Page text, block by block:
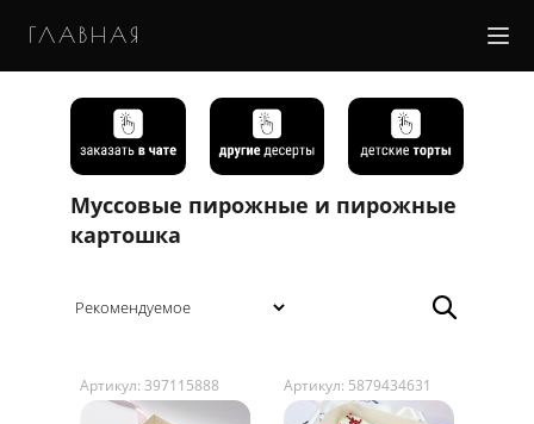
ГЛАВНАЯ
Муссовые пирожные и пирожные
картошка
Артикул: 397115888 Артикул: 5879434631